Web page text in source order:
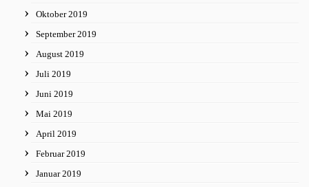
Oktober 2019
September 2019
August 2019
Juli 2019
Juni 2019
Mai 2019
April 2019
Februar 2019
Januar 2019